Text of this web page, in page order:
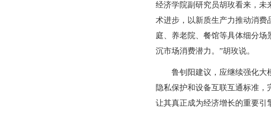
经济学院副研究员胡玫看来，未
术进步，以新质生产力推动消费
庭、养老院、餐馆等具体细分
沉市场消费潜力。”胡玫说。
鲁钊阳建议，应继续强化大模
隐私保护和设备互联互通标准，
让其真正成为经济增长的重要引